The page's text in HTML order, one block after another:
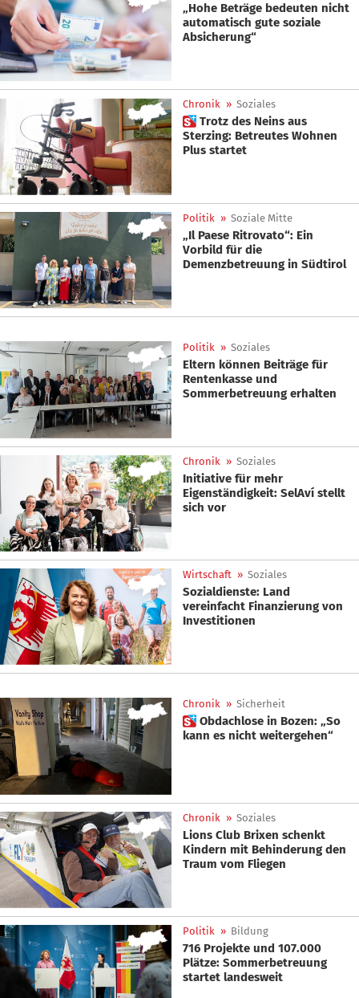
„Hohe Beträge bedeuten nicht
automatisch gute soziale
Absicherung“
Chronik » Soziales
 Trotz des Neins aus
Sterzing: Betreutes Wohnen
Plus startet
Politik » Soziale Mitte
„Il Paese Ritrovato“: Ein
Vorbild für die
Demenzbetreuung in Südtirol
Politik » Soziales
Eltern können Beiträge für
Rentenkasse und
Sommerbetreuung erhalten
Chronik » Soziales
Initiative für mehr
Eigenständigkeit: SelAví stellt
sich vor
Wirtschaft » Soziales
Sozialdienste: Land
vereinfacht Finanzierung von
Investitionen
Chronik » Sicherheit
 Obdachlose in Bozen: „So
kann es nicht weitergehen“
Chronik » Soziales
Lions Club Brixen schenkt
Kindern mit Behinderung den
Traum vom Fliegen
Politik » Bildung
716 Projekte und 107.000
Plätze: Sommerbetreuung
startet landesweit